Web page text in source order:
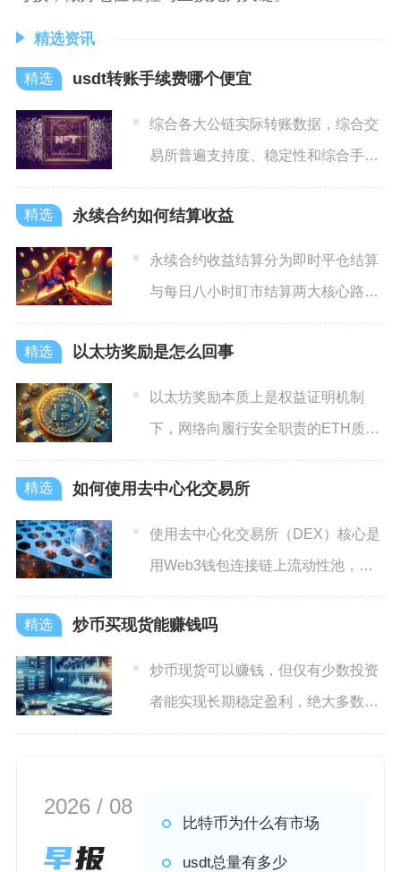
精选资讯
usdt转账手续费哪个便宜
综合各大公链实际转账数据，综合交
易所普遍支持度、稳定性和综合手续
费，普通用户转账USDT首
永续合约如何结算收益
永续合约收益结算分为即时平仓结算
与每日八小时盯市结算两大核心路
径，所有账面浮盈仅在平仓或定
以太坊奖励是怎么回事
以太坊奖励本质上是权益证明机制
下，网络向履行安全职责的ETH质押
验证者发放的多重收益总和，
如何使用去中心化交易所
使用去中心化交易所（DEX）核心是
用Web3钱包连接链上流动性池，无
需注册KYC，全程资产
炒币买现货能赚钱吗
炒币现货可以赚钱，但仅有少数投资
者能实现长期稳定盈利，绝大多数普
通散户盲目进场做现货最终难
2026 / 08
比特币为什么有市场
usdt总量有多少